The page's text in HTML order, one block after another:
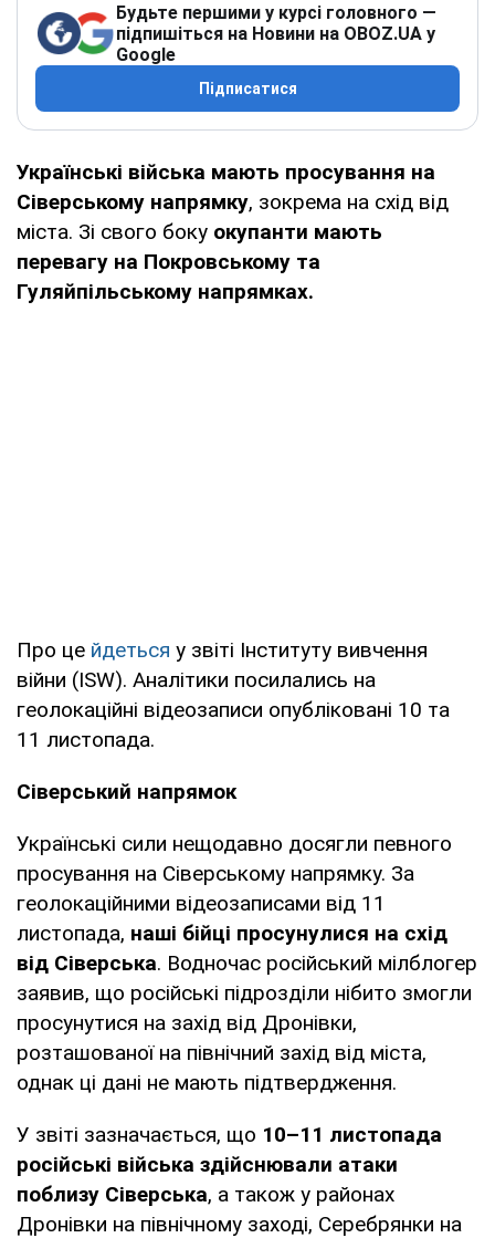
Будьте першими у курсі головного —
підпишіться на Новини на OBOZ.UA у
Google
Підписатися
Українські війська мають просування на
Сіверському напрямку, зокрема на схід від
міста. Зі свого боку окупанти мають
перевагу на Покровському та
Гуляйпільському напрямках.
Про це йдеться у звіті Інституту вивчення
війни (ISW). Аналітики посилались на
геолокаційні відеозаписи опубліковані 10 та
11 листопада.
Сіверський напрямок
Українські сили нещодавно досягли певного
просування на Сіверському напрямку. За
геолокаційними відеозаписами від 11
листопада, наші бійці просунулися на схід
від Сіверська. Водночас російський мілблогер
заявив, що російські підрозділи нібито змогли
просунутися на захід від Дронівки,
розташованої на північний захід від міста,
однак ці дані не мають підтвердження.
У звіті зазначається, що 10–11 листопада
російські війська здійснювали атаки
поблизу Сіверська, а також у районах
Дронівки на північному заході, Серебрянки на